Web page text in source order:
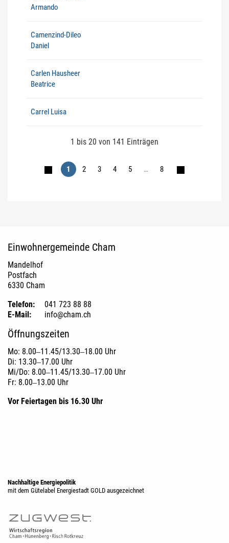
Armando
Camenzind-Dileo
Daniel
Carlen Hausheer
Beatrice
Carrel Luisa
1 bis 20 von 141 Einträgen
1 2 3 4 5 … 8
Einwohnergemeinde Cham
Mandelhof
Postfach
6330 Cham
Telefon:
041 723 88 88
E-Mail:
info@cham.ch
Öffnungszeiten
Mo: 8.00‒11.45/13.30‒18.00 Uhr
Di: 13.30‒17.00 Uhr
Mi/Do: 8.00‒11.45/13.30‒17.00 Uhr
Fr: 8.00‒13.00 Uhr
Vor Feiertagen bis 16.30 Uhr
Nachhaltige Energiepolitik
mit dem Gütelabel Energiestadt GOLD ausgezeichnet